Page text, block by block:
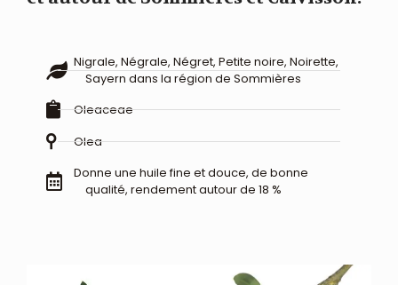
Nigrale, Négrale, Négret, Petite noire, Noirette,
Sayern dans la région de Sommières
Oleaceae
Olea
Donne une huile fine et douce, de bonne
qualité, rendement autour de 18 %